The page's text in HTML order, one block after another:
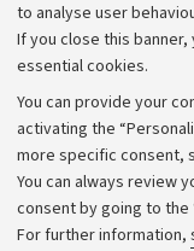
to analyse user
If you close this
essential cookies.
You can provide your
activating the
more specific consent,
You can always review
consent by going to
For further information,